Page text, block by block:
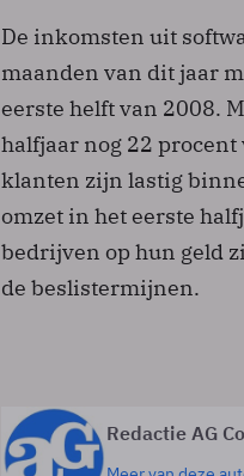
De inkomsten uit
maanden van dit jaar
eerste helft van 2008.
halfjaar nog 22
klanten zijn lastig
omzet in het eerste
bedrijven op hun geld
de beslistermijnen.
Redactie AG